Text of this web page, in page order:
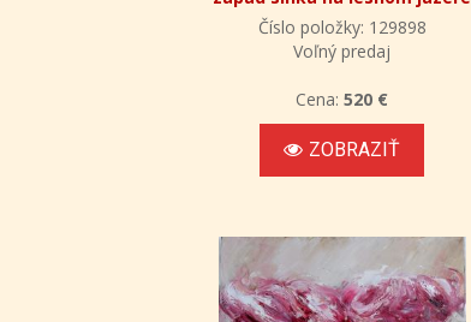
Číslo položky: 129898
Voľný predaj
Cena:520 €
ZOBRAZIŤ